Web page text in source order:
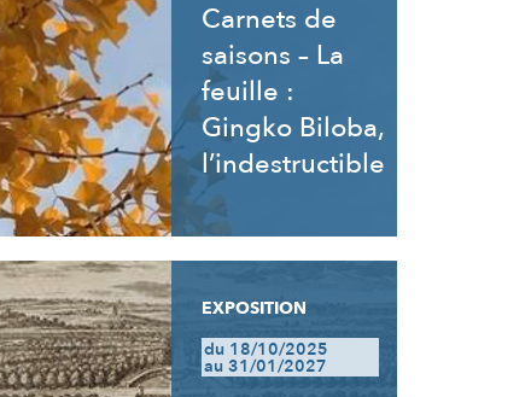
Carnets de
saisons – La
feuille :
Gingko Biloba,
l’indestructible
EXPOSITION
du 18/10/2025
au 31/01/2027